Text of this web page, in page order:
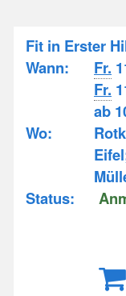
Fit in Erster
Wann:
Fr.
Fr.
ab
Wo:
Status: